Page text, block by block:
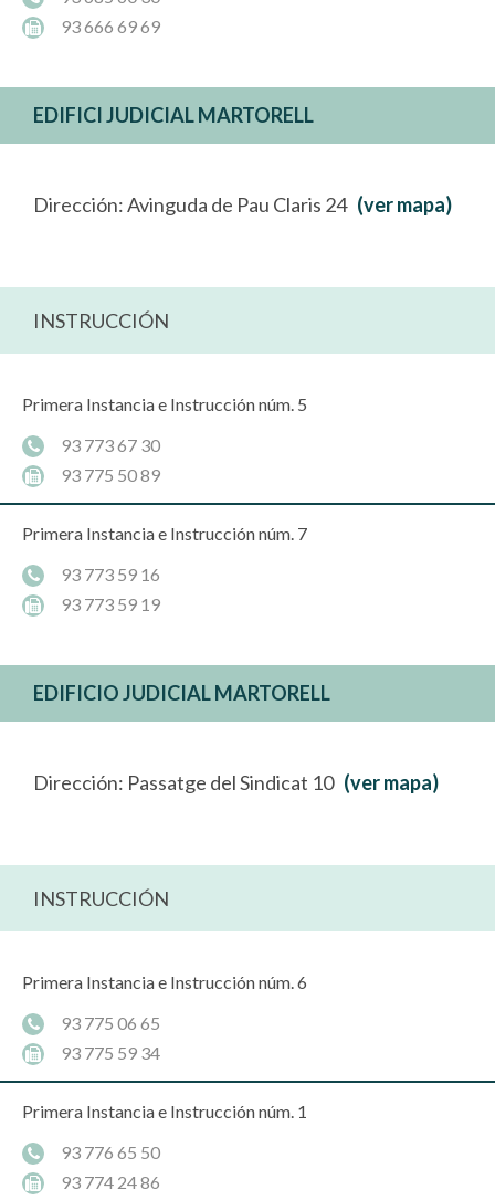
93 666 69 69
EDIFICI JUDICIAL MARTORELL
Dirección: Avinguda de Pau Claris 24 (ver mapa)
INSTRUCCIÓN
Primera Instancia e Instrucción núm. 5
93 773 67 30
93 775 50 89
Primera Instancia e Instrucción núm. 7
93 773 59 16
93 773 59 19
EDIFICIO JUDICIAL MARTORELL
Dirección: Passatge del Sindicat 10 (ver mapa)
INSTRUCCIÓN
Primera Instancia e Instrucción núm. 6
93 775 06 65
93 775 59 34
Primera Instancia e Instrucción núm. 1
93 776 65 50
93 774 24 86